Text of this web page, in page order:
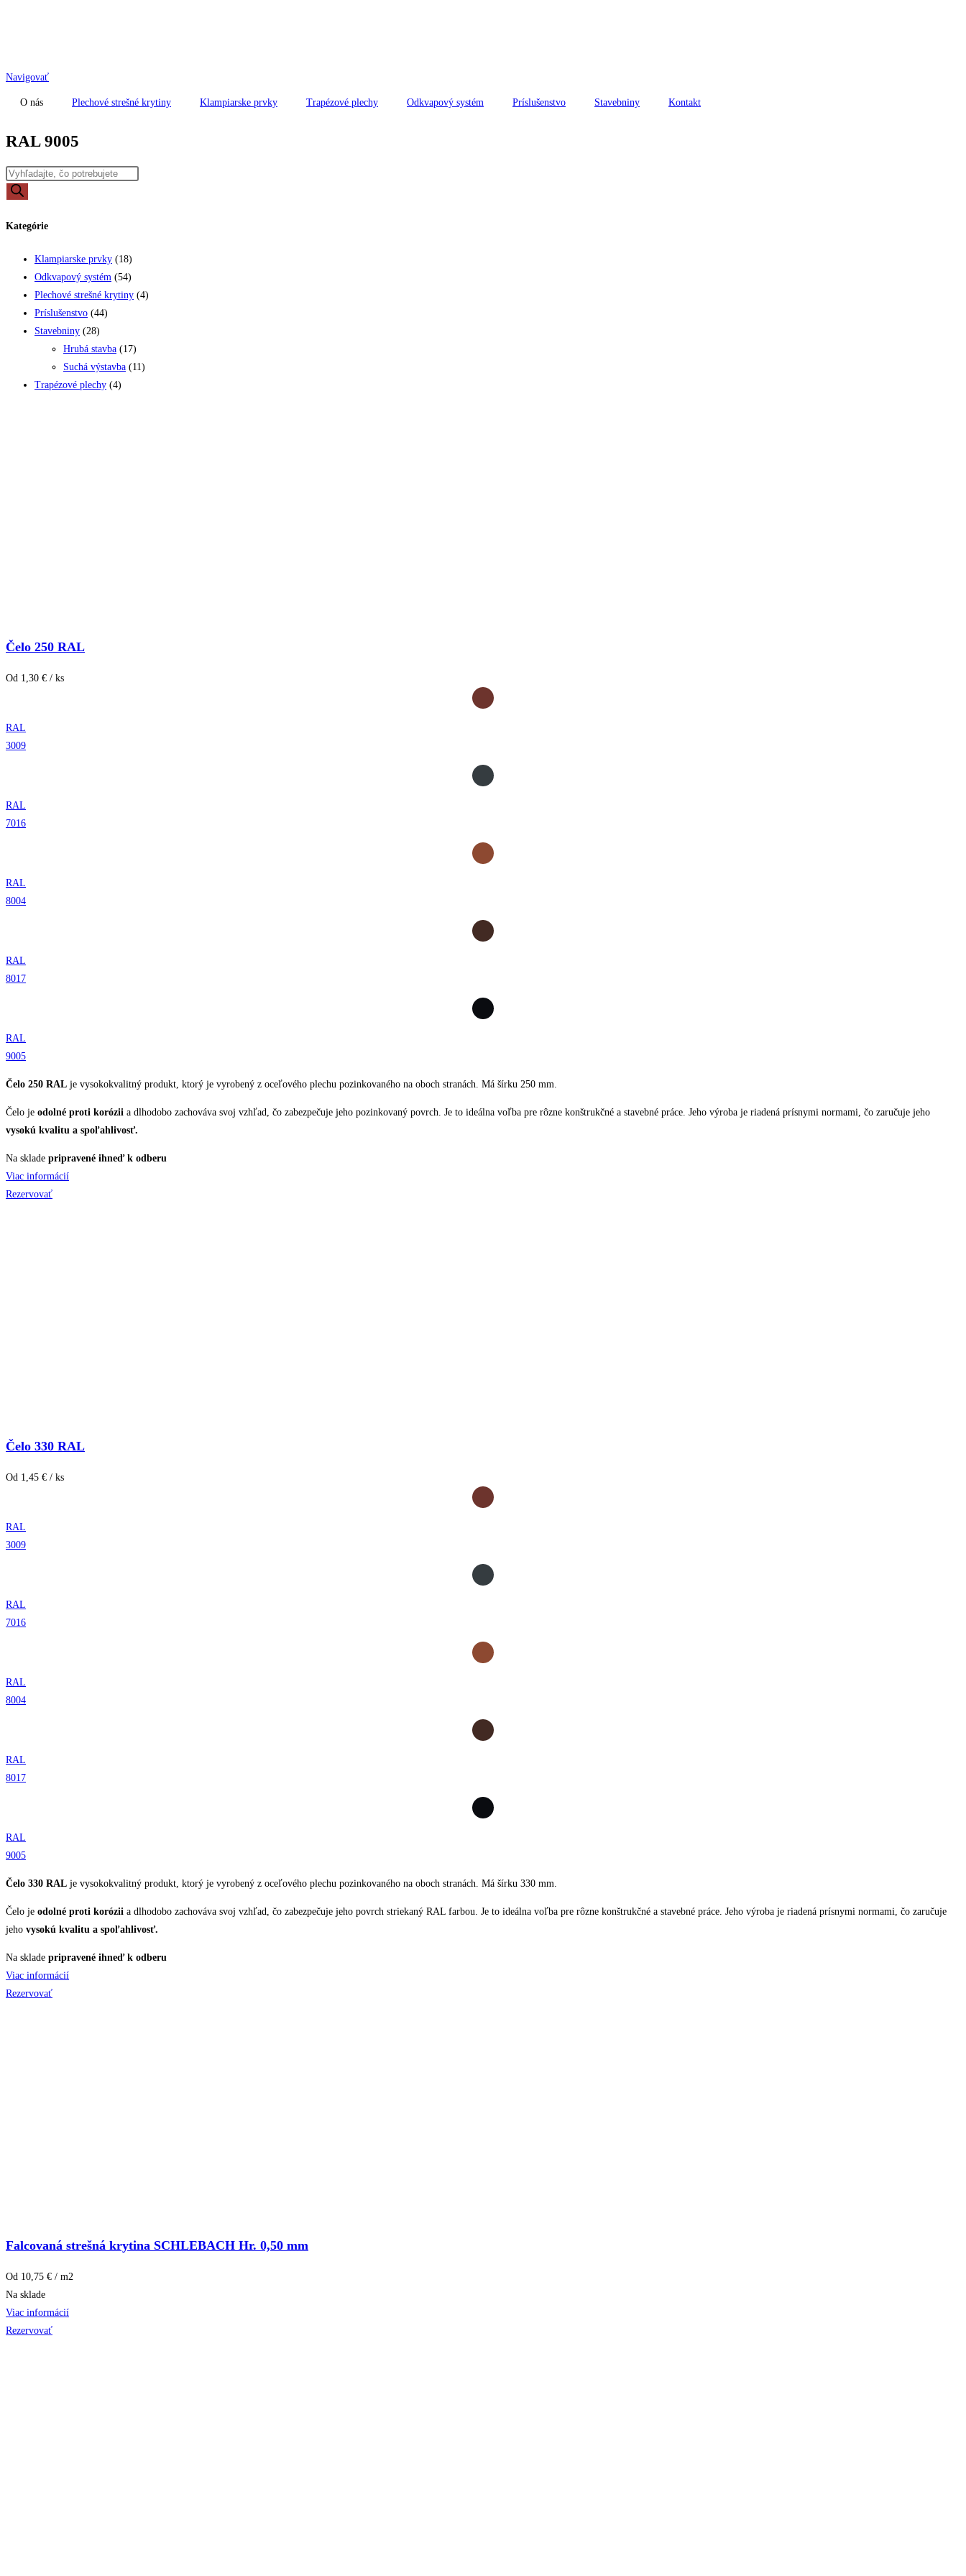
Navigovať
O nás Plechové strešné krytiny Klampiarske prvky Trapézové plechy Odkvapový systém Príslušenstvo Stavebniny Kontakt
RAL 9005
Products
search
Kategórie
Klampiarske prvky (18)
Odkvapový systém (54)
Plechové strešné krytiny (4)
Príslušenstvo (44)
Stavebniny (28)
Hrubá stavba (17)
Suchá výstavba (11)
Trapézové plechy (4)
Čelo 250 RAL
Od 1,30 € / ks
RAL
3009
RAL
7016
RAL
8004
RAL
8017
RAL
9005
Čelo 250 RAL je vysokokvalitný produkt, ktorý je vyrobený z oceľového plechu pozinkovaného na oboch stranách. Má šírku 250 mm.
Čelo je odolné proti korózii a dlhodobo zachováva svoj vzhľad, čo zabezpečuje jeho pozinkovaný povrch. Je to ideálna voľba pre rôzne konštrukčné a stavebné práce. Jeho výroba je riadená prísnymi normami, čo zaručuje jeho
vysokú kvalitu a spoľahlivosť.
Na sklade pripravené ihneď k odberu
Viac informácií
Rezervovať
Čelo 330 RAL
Od 1,45 € / ks
RAL
3009
RAL
7016
RAL
8004
RAL
8017
RAL
9005
Čelo 330 RAL je vysokokvalitný produkt, ktorý je vyrobený z oceľového plechu pozinkovaného na oboch stranách. Má šírku 330 mm.
Čelo je odolné proti korózii a dlhodobo zachováva svoj vzhľad, čo zabezpečuje jeho povrch striekaný RAL farbou. Je to ideálna voľba pre rôzne konštrukčné a stavebné práce. Jeho výroba je riadená prísnymi normami, čo zaručuje
jeho vysokú kvalitu a spoľahlivosť.
Na sklade pripravené ihneď k odberu
Viac informácií
Rezervovať
Falcovaná strešná krytina SCHLEBACH Hr. 0,50 mm
Od 10,75 € / m2
Na sklade
Viac informácií
Rezervovať